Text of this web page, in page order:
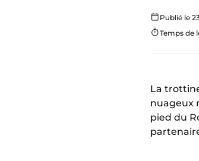
Publié le
Temps de
La
nuageux
pied du